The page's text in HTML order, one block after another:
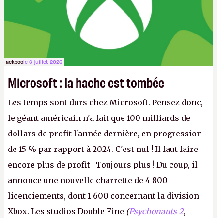
ackboole 6 juillet 2026
Microsoft : la hache est tombée
Les temps sont durs chez Microsoft. Pensez donc,
le géant américain n'a fait que 100 milliards de
dollars de profit l'année dernière, en progression
de 15 % par rapport à 2024. C'est nul ! Il faut faire
encore plus de profit ! Toujours plus ! Du coup, il
annonce une nouvelle charrette de 4 800
licenciements, dont 1 600 concernant la division
Xbox. Les studios Double Fine (Psychonauts 2,